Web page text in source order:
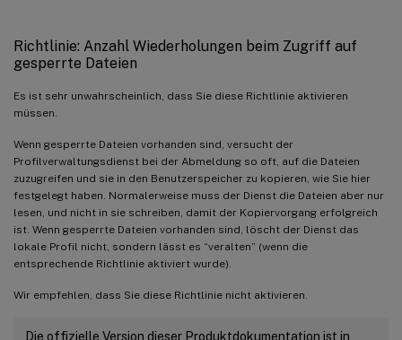
Richtlinie: Anzahl Wiederholungen beim Zugriff auf
gesperrte Dateien
Es ist sehr unwahrscheinlich, dass Sie diese Richtlinie aktivieren
müssen.
Wenn gesperrte Dateien vorhanden sind, versucht der
Profilverwaltungsdienst bei der Abmeldung so oft, auf die Dateien
zuzugreifen und sie in den Benutzerspeicher zu kopieren, wie Sie hier
festgelegt haben. Normalerweise muss der Dienst die Dateien aber nur
lesen, und nicht in sie schreiben, damit der Kopiervorgang erfolgreich
ist. Wenn gesperrte Dateien vorhanden sind, löscht der Dienst das
lokale Profil nicht, sondern lässt es “veralten” (wenn die
entsprechende Richtlinie aktiviert wurde).
Wir empfehlen, dass Sie diese Richtlinie nicht aktivieren.
Die offizielle Version dieser Produktdokumentation ist in